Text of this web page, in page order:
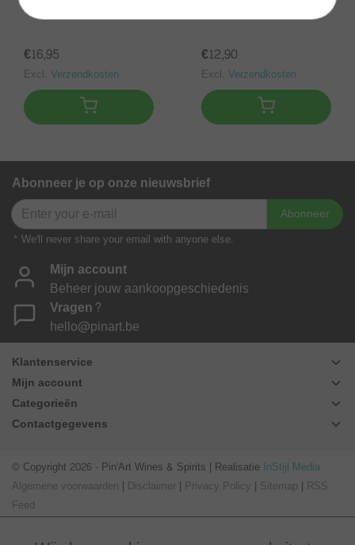
€16,95
Excl. Verzendkosten
€12,90
Excl. Verzendkosten
Abonneer je op onze nieuwsbrief
Abonneer
* We'll never share your email with anyone else.
Mijn account
Beheer jouw aankoopgeschiedenis
Vragen?
hello@pinart.be
Klantenservice
Mijn account
Categorieën
Contactgegevens
© Copyright 2026 - Pin'Art Wines & Spirits | Realisatie InStijl Media
Algemene voorwaarden | Disclaimer | Privacy Policy | Sitemap | RSS
Feed